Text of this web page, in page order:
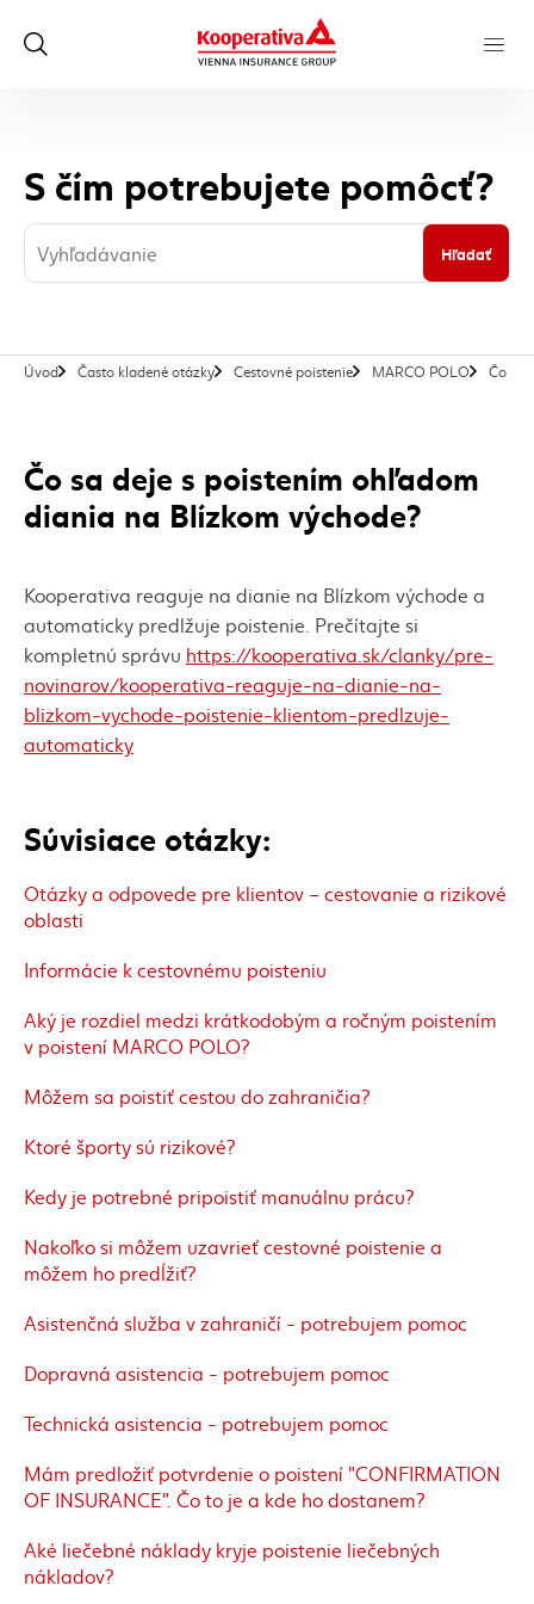
S čím potrebujete pomôcť?
Hľadať
Úvod Často kladené otázky Cestovné poistenie MARCO POLO Čo sa
Súvisiace otázky:
Otázky a odpovede pre klientov – cestovanie a rizikové
oblasti
Informácie k cestovnému poisteniu
Aký je rozdiel medzi krátkodobým a ročným poistením
v poistení MARCO POLO?
Môžem sa poistiť cestou do zahraničia?
Ktoré športy sú rizikové?
Kedy je potrebné pripoistiť manuálnu prácu?
Nakoľko si môžem uzavrieť cestovné poistenie a
môžem ho predĺžiť?
Asistenčná služba v zahraničí - potrebujem pomoc
Dopravná asistencia - potrebujem pomoc
Technická asistencia - potrebujem pomoc
Mám predložiť potvrdenie o poistení "CONFIRMATION
OF INSURANCE". Čo to je a kde ho dostanem?
Aké liečebné náklady kryje poistenie liečebných
nákladov?
Čo sa deje s poistením ohľadom
diania na Blízkom východe?
Kooperativa reaguje na dianie na Blízkom východe a
automaticky predlžuje poistenie. Prečítajte si
kompletnú správu https://kooperativa.sk/clanky/pre-
novinarov/kooperativa-reaguje-na-dianie-na-
blizkom-vychode-poistenie-klientom-predlzuje-
automaticky